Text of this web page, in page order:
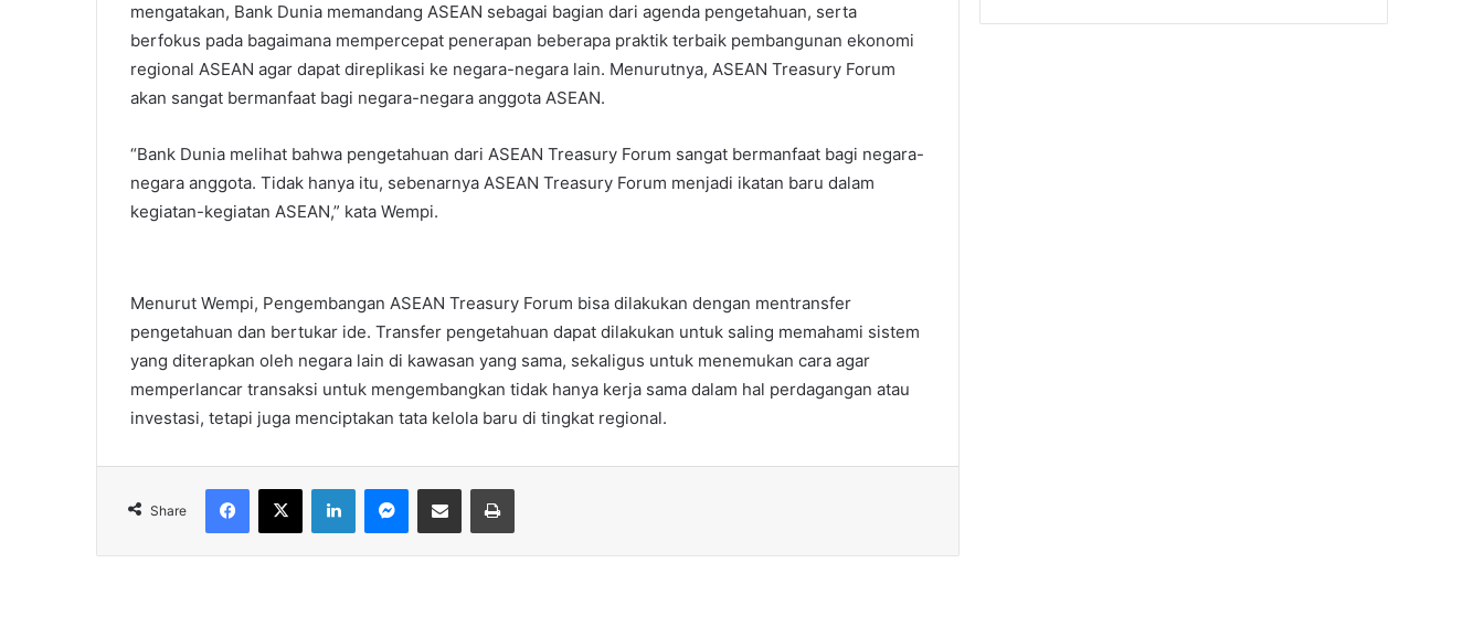
mengatakan, Bank Dunia memandang ASEAN sebagai bagian dari agenda pengetahuan, serta
berfokus pada bagaimana mempercepat penerapan beberapa praktik terbaik pembangunan ekonomi
regional ASEAN agar dapat direplikasi ke negara-negara lain. Menurutnya, ASEAN Treasury Forum
akan sangat bermanfaat bagi negara-negara anggota ASEAN.
“Bank Dunia melihat bahwa pengetahuan dari ASEAN Treasury Forum sangat bermanfaat bagi negara-
negara anggota. Tidak hanya itu, sebenarnya ASEAN Treasury Forum menjadi ikatan baru dalam
kegiatan-kegiatan ASEAN,” kata Wempi.
Menurut Wempi, Pengembangan ASEAN Treasury Forum bisa dilakukan dengan mentransfer
pengetahuan dan bertukar ide. Transfer pengetahuan dapat dilakukan untuk saling memahami sistem
yang diterapkan oleh negara lain di kawasan yang sama, sekaligus untuk menemukan cara agar
memperlancar transaksi untuk mengembangkan tidak hanya kerja sama dalam hal perdagangan atau
investasi, tetapi juga menciptakan tata kelola baru di tingkat regional.
Share